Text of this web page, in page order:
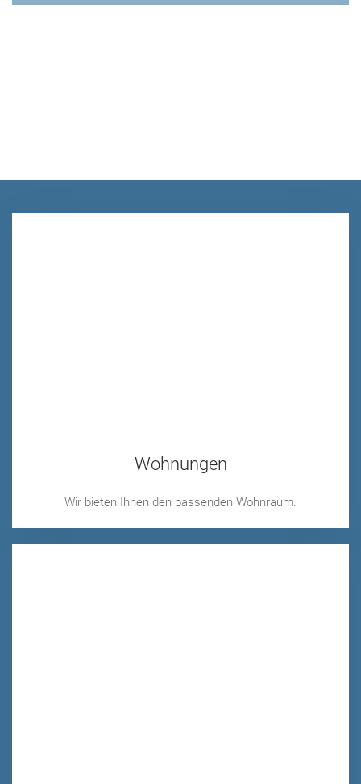
Wohnungen
Wir bieten Ihnen den passenden Wohnraum.